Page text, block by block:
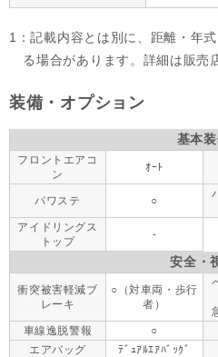
1：記載内容とは別に、距離・年
る場合があります。詳細は販売
装備・オプション
基本
フロントエアコ
ン
ｵｰﾄ
パワステ ○
アイドリングス
トップ
-
安全・
衝突被害軽減ブ
レーキ
○（対車両・歩行
者）
車線逸脱警報 ○
エアバッグ
ﾃﾞｭｱﾙｴｱﾊﾞｯｸﾞ